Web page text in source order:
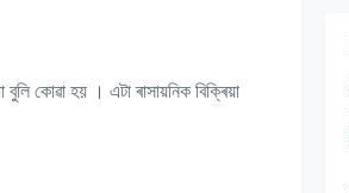
বুলি কোৱা হয় । এটা ৰাসায়নিক বিক্ৰিয়া